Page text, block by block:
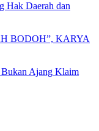
Hak Daerah dan
BODOH”, KARYA
Bukan Ajang Klaim